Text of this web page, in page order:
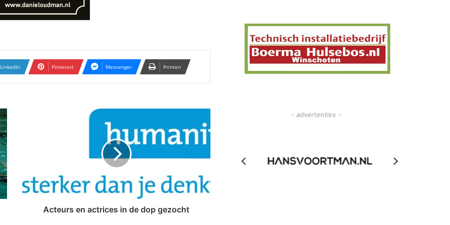
LinkedIn Pinterest Messenger Printen
e
Acteurs en actrices in de dop gezocht
- advertenties -